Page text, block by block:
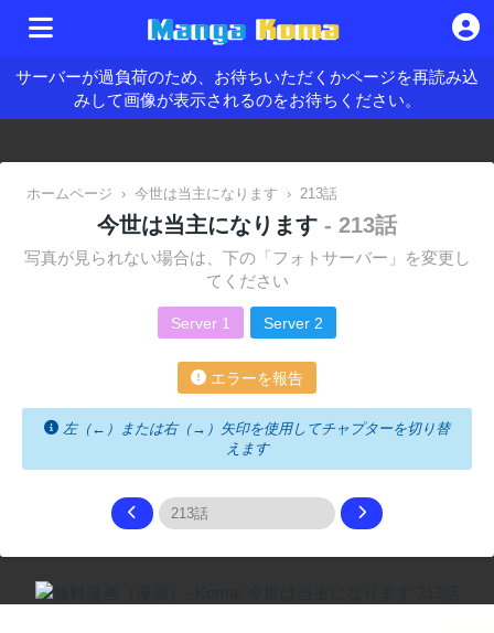
サーバーが過負荷のため、お待ちいただくかページを再読み込
みして画像が表示されるのをお待ちください。
ホームページ › 今世は当主になります › 213話
今世は当主になります - 213話
写真が見られない場合は、下の「フォトサーバー」を変更し
てください
Server 1 Server 2
エラーを報告
左（←）または右（→）矢印を使用してチャプターを切り替
えます